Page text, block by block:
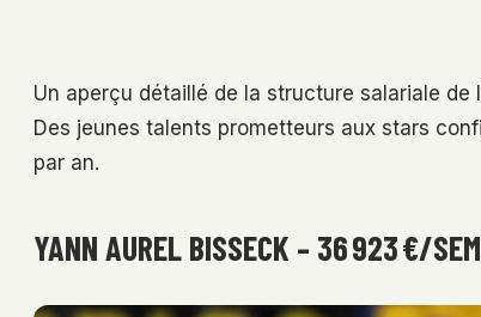
Un aperçu détaillé de la structure salariale
Des jeunes talents prometteurs aux stars
par an.
YANN AUREL BISSECK – 36 923 €/